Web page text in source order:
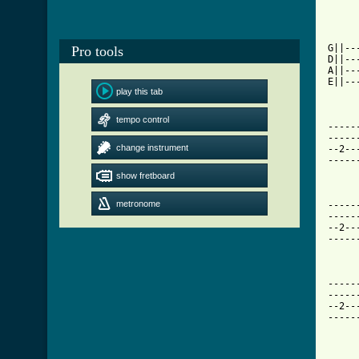
Pro tools
play this tab
tempo control
change instrument
show fretboard
metronome
--
--
--